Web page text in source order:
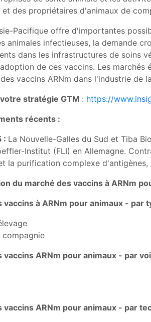
et des propriétaires d'animaux de
Pacifique offre d'importantes
animales infectieuses, la demande
dans les infrastructures de soins
de ces vaccins. Les
vaccins ARNm dans l'industrie de
stratégie GTM : https://
récents :
: La Nouvelle-Galles du Sud et Tiba
Institut (FLI) en Allemagne.
la purification complexe
du marché des vaccins à ARNm
vaccins à ARNm pour animaux - par
compagnie
vaccins ARNm pour animaux - par
vaccins ARNm pour animaux - par